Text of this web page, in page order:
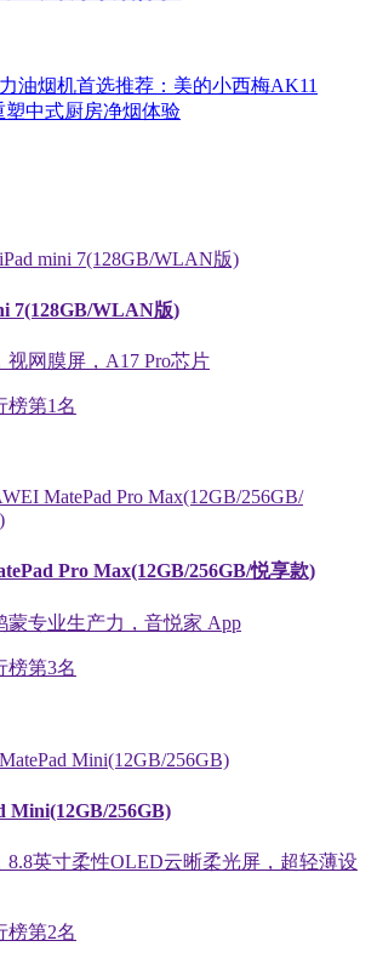
7(128GB/WLAN版)
视网膜屏，A17 Pro芯片
榜第1名
Pro Max(12GB/256GB/悦享款)
蒙专业生产力，音悦家 App
榜第3名
Mini(12GB/256GB)
8.8英寸柔性OLED云晰柔光屏，超轻薄设
榜第2名